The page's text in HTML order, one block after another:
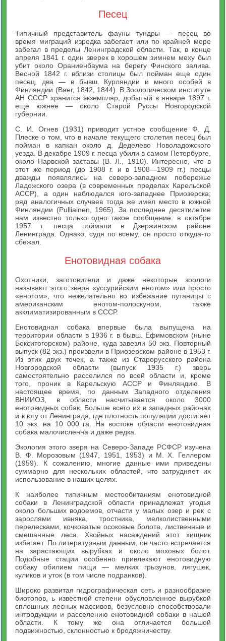
Песец
Типичный представитель фауны тундры — песец во
время миграций изредка забегает или по крайней мере
забегал в пределы Ленинградской области. Так, в конце
апреля 1841 г. один зверек в хорошем зимнем меху был
убит около Ораниенбаума на берегу Финского залива.
Весной 1842 г. вблизи столицы был пойман еще один
песец, два — в бывш. Курляндии и много особей в
Финляндии (Baer, 1842, 1844). В Зоологическом институте
АН СССР хранится экземпляр, добытый в январе 1897 г.
еще южнее — около Старой Руссы Новгородской
губернии.
С. И. Огнев (1931) приводит устное сообщение Ф. Д.
Плеске о том, что в начале текущего столетия песец был
пойман в капкан около д. Деделево Новоладожского
уезда. В декабре 1909 г. песца убили в самом Петербурге,
около Нарвской заставы (В. Л., 1910). Интересно, что в
этот же период (до 1908 г. и в 1908—1909 гг.) песцы
дважды появлялись на северо-западном побережье
Ладожского озера (в современных пределах Карельской
АССР), а один наблюдался юго-западнее Приозерска;
ряд аналогичных случаев тогда же имел место в южной
Финляндии (Pulliainen, 1965). За последнее десятилетие
нам известно только одно такое сообщение: в октябре
1957 г. песца поймали в Дзержинском районе
Ленинграда. Однако, судя по всему, он просто откуда-то
сбежал.
Енотовидная собака
Охотники, заготовители и даже некоторые зоологи
называют этого зверя «уссурийским енотом» или просто
«енотом», что нежелательно во избежание путаницы с
американским енотом-полоскуном, также
акклиматизированным в СССР.
Енотовидная собака впервые была выпущена на
территории области в 1936 г. в бывш. Ефимовском (ныне
Бокситогорском) районе, куда завезли 50 экз. Повторный
выпуск (82 экз.) произвели в Приозерском районе в 1953 г.
Из этих двух точек, а также из Старорусского района
Новгородской области (выпуск 1935 г.) зверь
самостоятельно расселился по всей области и, кроме
того, проник в Карельскую АССР и Финляндию. В
настоящее время, по данным Западного отделения
ВНИИОЗ, в области насчитывается около 3000
енотовидных собак. Больше всего их в западных районах
и к югу от Ленинграда, где плотность популяции достигает
10 экз. на 10 000 га. На востоке области енотовидная
собака малочисленна и даже редка.
Экология этого зверя на Северо-Западе РСФСР изучена
В. Ф. Морозовым (1947, 1951, 1953) и М. X. Геллером
(1959). К сожалению, многие данные ими приведены
суммарно для нескольких областей, что затрудняет их
использование в наших целях.
К наиболее типичным местообитаниям енотовидной
собаки в Ленинградской области принадлежат угодья
около больших водоемов, отчасти у малых озер и рек с
зарослями ивняка, тростника, мелколиственными
перелесками, кочковатые осоковые болота, лиственные и
смешанные леса. Хвойных насаждений этот хищник
избегает. По литературным данным, он часто встречается
на зарастающих вырубках и около моховых болот.
Подобные стации особенно привлекают енотовидную
собаку обилием пищи — мелких грызунов, лягушек,
куликов и уток (в том числе подранков).
Широко развитая гидрографическая сеть и разнообразие
биотопов, ь известной степени обусловленное вырубкой
сплошных лесных массивов, безусловно способствовали
интродукции и расселению енотовидной собаки в нашей
области. К тому же она отличается большой
подвижностью, склонностью к бродяжничеству.